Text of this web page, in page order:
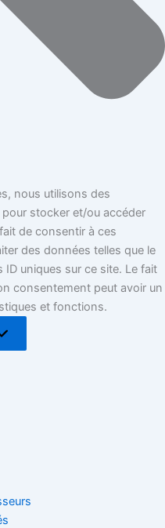
nous utilisons des
stocker et/ou accéder
de consentir à ces
des données telles que le
uniques sur ce site. Le fait
consentement peut avoir un
et fonctions.